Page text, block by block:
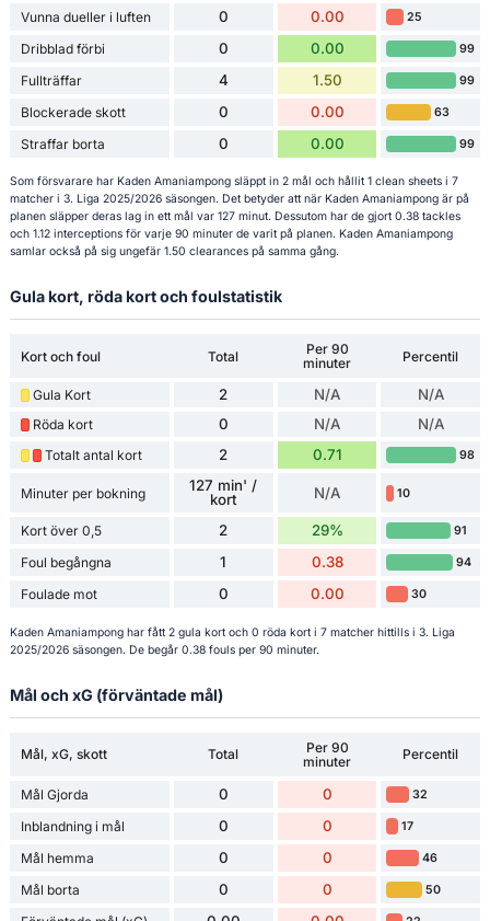
Vunna dueller i luften 0 0.00 25
Dribblad förbi 0 0.00 99
Fullträffar 4 1.50 99
Blockerade skott 0 0.00 63
Straffar borta 0 0.00 99
Som försvarare har Kaden Amaniampong släppt in 2 mål och hållit 1 clean sheets i 7
matcher i 3. Liga 2025/2026 säsongen. Det betyder att när Kaden Amaniampong är på
planen släpper deras lag in ett mål var 127 minut. Dessutom har de gjort 0.38 tackles
och 1.12 interceptions för varje 90 minuter de varit på planen. Kaden Amaniampong
samlar också på sig ungefär 1.50 clearances på samma gång.
Gula kort, röda kort och foulstatistik
Kort och foul Total
Per 90
minuter
Percentil
Gula Kort 2 N/A N/A
Röda kort 0 N/A N/A
Totalt antal kort 2 0.71 98
Minuter per bokning
127 min' /
kort
N/A 10
Kort över 0,5 2 29% 91
Foul begångna 1 0.38 94
Foulade mot 0 0.00 30
Kaden Amaniampong har fått 2 gula kort och 0 röda kort i 7 matcher hittills i 3. Liga
2025/2026 säsongen. De begår 0.38 fouls per 90 minuter.
Mål och xG (förväntade mål)
Mål, xG, skott Total
Per 90
minuter
Percentil
Mål Gjorda 0 0 32
Inblandning i mål 0 0 17
Mål hemma 0 0 46
Mål borta 0 0 50